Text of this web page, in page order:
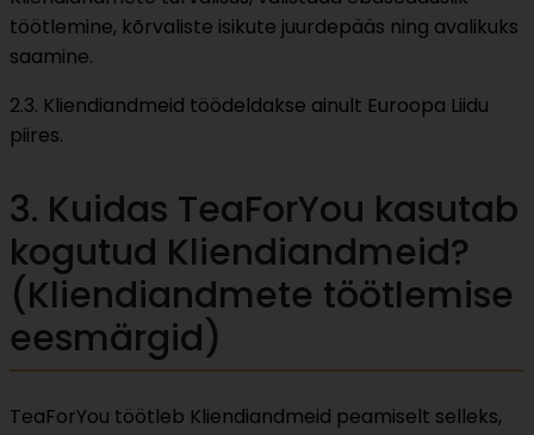
töötlemine, kõrvaliste isikute juurdepääs ning avalikuks
saamine.
2.3. Kliendiandmeid töödeldakse ainult Euroopa Liidu
piires.
3. Kuidas TeaForYou kasutab
kogutud Kliendiandmeid?
(Kliendiandmete töötlemise
eesmärgid)
TeaForYou töötleb Kliendiandmeid peamiselt selleks,